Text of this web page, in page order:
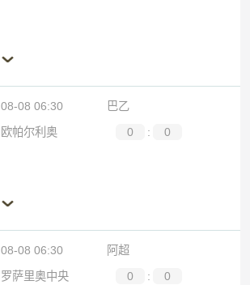
08-08 06:30
巴乙
欧帕尔利奥
0 :
0
08-08 06:30
阿超
罗萨里奥中央
0 :
0